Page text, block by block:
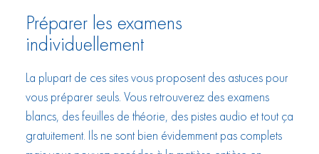
Préparer les examens
individuellement
La plupart de ces sites vous proposent des astuces pour
vous préparer seuls. Vous retrouverez des examens
blancs, des feuilles de théorie, des pistes audio et tout ça
gratuitement. Ils ne sont bien évidemment pas complets